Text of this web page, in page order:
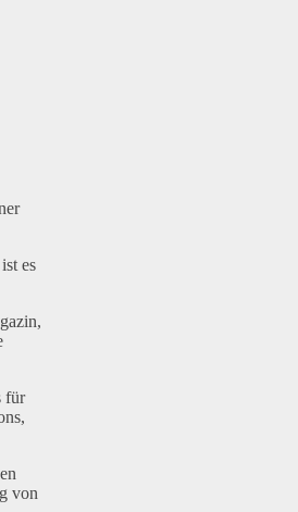
es
für
von